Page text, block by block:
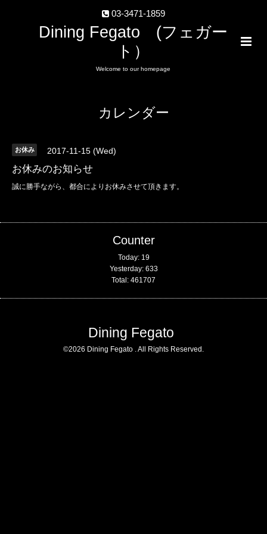
03-3471-1859
Dining Fegato (フェガー
ト）
Welcome to our homepage
カレンダー
お休み 2017-11-15 (Wed)
お休みのお知らせ
誠に勝手ながら、都合によりお休みさせて頂きます。
Counter
Today: 19
Yesterday: 633
Total: 461707
Dining Fegato
©2026 Dining Fegato . All Rights Reserved.